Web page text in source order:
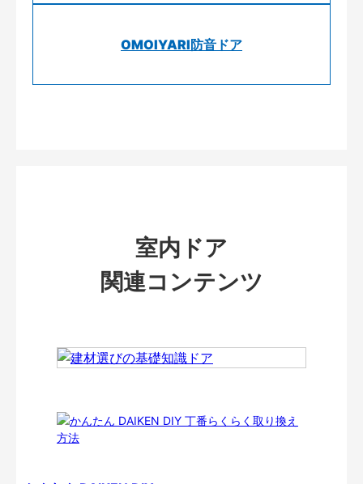
OMOIYARI防音ドア
室内ドア
関連コンテンツ